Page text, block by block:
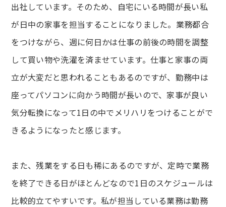
出社しています。そのため、自宅にいる時間が長い私
が日中の家事を担当することになりました。業務都合
をつけながら、週に何日かは仕事の前後の時間を調整
して買い物や洗濯を済ませています。仕事と家事の両
立が大変だと思われることもあるのですが、勤務中は
座ってパソコンに向かう時間が長いので、家事が良い
気分転換になって1日の中でメリハリをつけることがで
きるようになったと感じます。
また、残業をする日も稀にあるのですが、定時で業務
を終了できる日がほとんどなので1日のスケジュールは
比較的立てやすいです。私が担当している業務は勤務